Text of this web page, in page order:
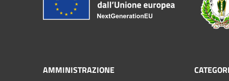
AMMINISTRAZIONE